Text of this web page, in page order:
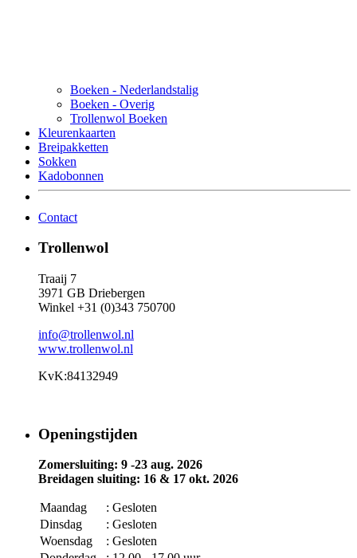
Boeken - Nederlandstalig
Boeken - Overig
Trollenwol Boeken
Kleurenkaarten
Breipakketten
Sokken
Kadobonnen
Contact
Trollenwol
Traaij 7
3971 GB Driebergen
Winkel +31 (0)343 750700
info@trollenwol.nl
www.trollenwol.nl
KvK:84132949
Openingstijden
Zomersluiting: 9 -23 aug. 2026
Breidagen sluiting: 16 & 17 okt. 2026
Maandag
: Gesloten
Dinsdag
: Gesloten
Woensdag
: Gesloten